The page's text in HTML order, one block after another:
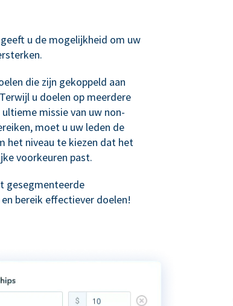
u de mogelijkheid om uw
die zijn gekoppeld aan
u doelen op meerdere
missie van uw non-
moet u uw leden de
het niveau te kiezen dat het
voorkeuren past.
gesegmenteerde
bereik effectiever doelen!